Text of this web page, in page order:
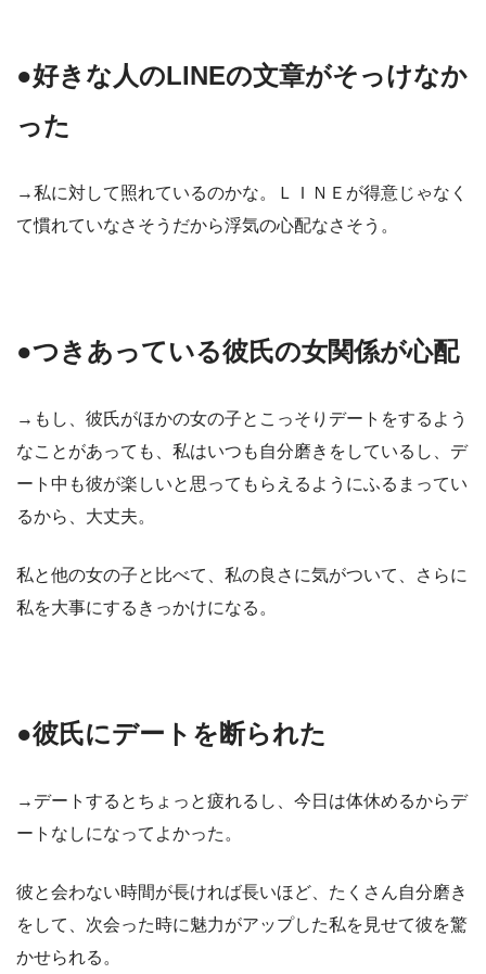
●好きな人のLINEの文章がそっけなか
った
→私に対して照れているのかな。ＬＩＮＥが得意じゃなく
て慣れていなさそうだから浮気の心配なさそう。
●つきあっている彼氏の女関係が心配
→もし、彼氏がほかの女の子とこっそりデートをするよう
なことがあっても、私はいつも自分磨きをしているし、デ
ート中も彼が楽しいと思ってもらえるようにふるまってい
るから、大丈夫。
私と他の女の子と比べて、私の良さに気がついて、さらに
私を大事にするきっかけになる。
●彼氏にデートを断られた
→デートするとちょっと疲れるし、今日は体休めるからデ
ートなしになってよかった。
彼と会わない時間が長ければ長いほど、たくさん自分磨き
をして、次会った時に魅力がアップした私を見せて彼を驚
かせられる。